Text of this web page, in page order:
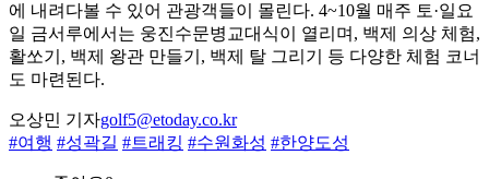
에 내려다볼 수 있어 관광객들이 몰린다. 4~10월 매주 토·일요
일 금서루에서는 웅진수문병교대식이 열리며, 백제 의상 체험,
활쏘기, 백제 왕관 만들기, 백제 탈 그리기 등 다양한 체험 코너
도 마련된다.
오상민 기자golf5@etoday.co.kr
#여행 #성곽길 #트래킹 #수원화성 #한양도성